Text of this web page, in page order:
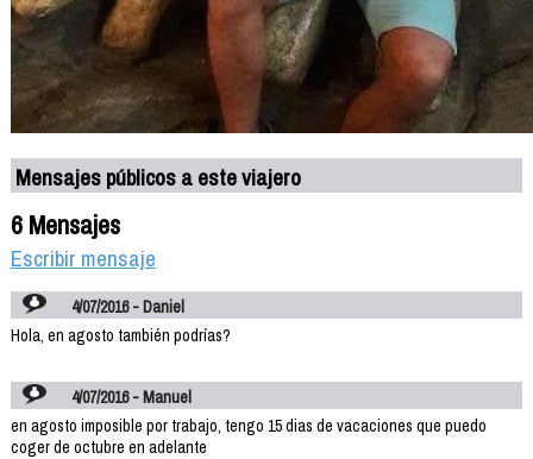
Mensajes públicos a este viajero
6 Mensajes
Escribir mensaje
4/07/2016 - Daniel
Hola, en agosto también podrías?
4/07/2016 - Manuel
en agosto imposible por trabajo, tengo 15 dias de vacaciones que puedo
coger de octubre en adelante